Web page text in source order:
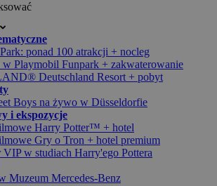
ponad 100 atrakcji + nocleg
w Playmobil Funpark + zakwaterowanie
Deutschland Resort + pobyt
Boys na żywo w Düsseldorfie
i ekspozycje
Harry Potter™ + hotel
Gry o Tron + hotel premium
VIP w studiach Harry'ego Pottera
Muzeum Mercedes-Benz